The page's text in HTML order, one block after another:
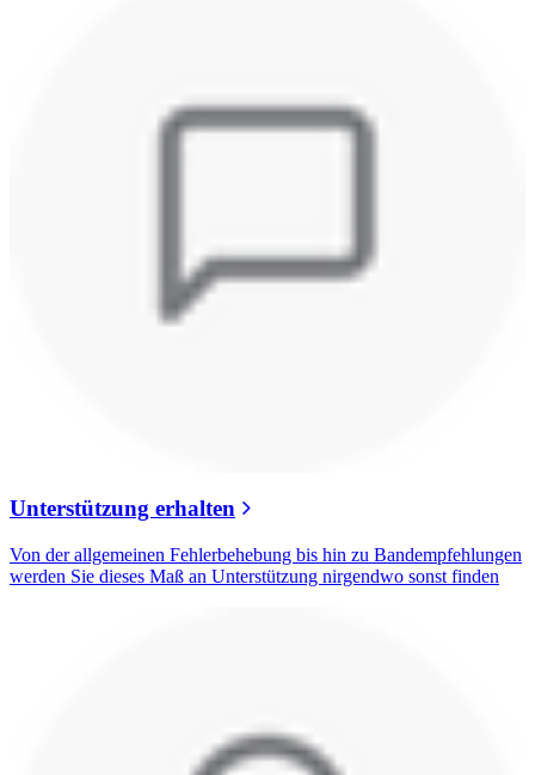
Unterstützung erhalten
Von der allgemeinen Fehlerbehebung bis hin zu Bandempfehlungen
werden Sie dieses Maß an Unterstützung nirgendwo sonst finden